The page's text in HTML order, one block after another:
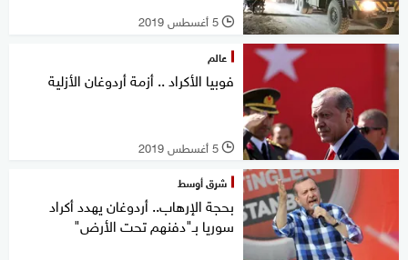
l 5 أغسطس 2019
عالم
فوبيا الأكراد .. أزمة أردوغان الأزلية
l 5 أغسطس 2019
شرق أوسط
بحجة الإرهاب.. أردوغان يهدد أكراد
سوريا بـ"دفنهم تحت الأرض"